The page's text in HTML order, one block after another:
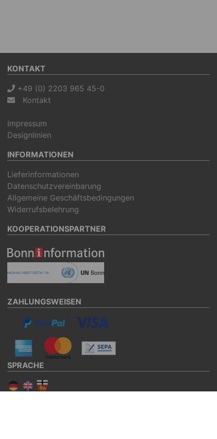
KONTAKT
+49 (0) 2203 965 45-0
Kontakt
Impressum
Designlinien
INFORMATIONEN
Lieferinformationen
Datenschutzvereinbarung
Allgemeine Geschäftsbedingungen
Widerrufsbelehrung
KOOPERATIONSPARTNER
ZAHLUNGSWEISEN
SPRACHE